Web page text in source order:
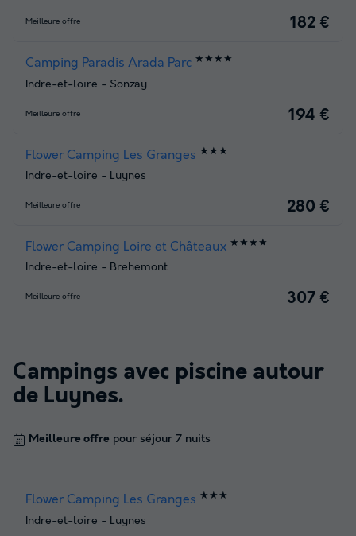
Meilleure offre 182 €
Camping Paradis Arada Parc ★★★★
Indre-et-loire - Sonzay
Meilleure offre 194 €
Flower Camping Les Granges ★★★
Indre-et-loire - Luynes
Meilleure offre 280 €
Flower Camping Loire et Châteaux ★★★★
Indre-et-loire - Brehemont
Meilleure offre 307 €
Campings avec piscine autour
de Luynes.
Meilleure offre pour séjour 7 nuits
Flower Camping Les Granges ★★★
Indre-et-loire - Luynes